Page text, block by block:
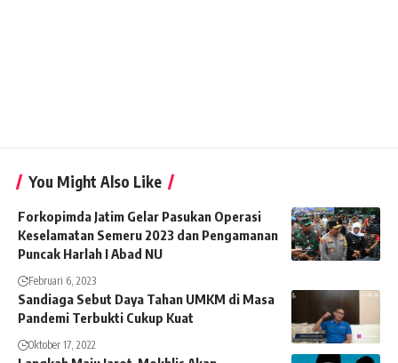
You Might Also Like
Forkopimda Jatim Gelar Pasukan Operasi
Keselamatan Semeru 2023 dan Pengamanan
Puncak Harlah I Abad NU
Februari 6, 2023
Sandiaga Sebut Daya Tahan UMKM di Masa
Pandemi Terbukti Cukup Kuat
Oktober 17, 2022